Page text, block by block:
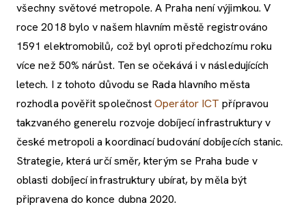
všechny světové metropole. A Praha není výjimkou. V
roce 2018 bylo v našem hlavním městě registrováno
1591 elektromobilů, což byl oproti předchozímu roku
více než 50% nárůst. Ten se očekává i v následujících
letech. I z tohoto důvodu se Rada hlavního města
rozhodla pověřit společnostOperátor ICT přípravou
takzvaného generelu rozvoje dobíjecí infrastruktury v
české metropoli a koordinací budování dobíjecích stanic.
Strategie, která určí směr, kterým se Praha bude v
oblasti dobíjecí infrastruktury ubírat, by měla být
připravena do konce dubna 2020.